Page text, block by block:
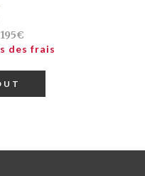
des frais